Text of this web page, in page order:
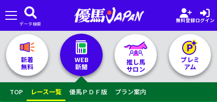
🏇 推し馬サロンTOP
レース一覧
データ検索
無料登録ログイン
新着
無料
WEB
新聞
推し馬
サロン
プレミ
アム
TOP レース一覧 優馬ＰＤＦ版 プラン案内